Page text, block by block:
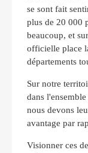
se sont fait
plus de 20 000
beaucoup, et
officielle place
départements
Sur notre
dans
nous devons
avantage par
Visionner ces